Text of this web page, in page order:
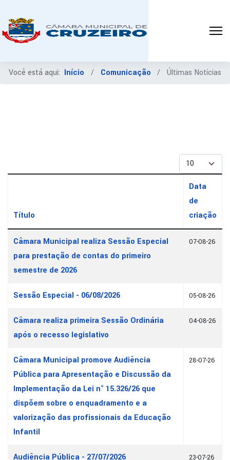
Você está aqui: Início Comunicação Últimas Notícias
Mostrar #
Artigos
Título
Data
de
criação
Câmara Municipal realiza Sessão Especial
para prestação de contas do primeiro
semestre de 2026
07-08-26
Sessão Especial - 06/08/2026 05-08-26
Câmara realiza primeira Sessão Ordinária
após o recesso legislativo
04-08-26
Câmara Municipal promove Audiência
Pública para Apresentação e Discussão da
Implementação da Lei n° 15.326/26 que
dispõem sobre o enquadramento e a
valorização das profissionais da Educação
Infantil
28-07-26
Audiência Pública - 27/07/2026 23-07-26